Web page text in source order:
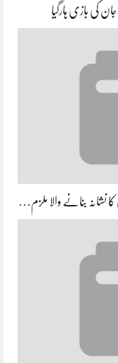
کی بازی ہارگیا